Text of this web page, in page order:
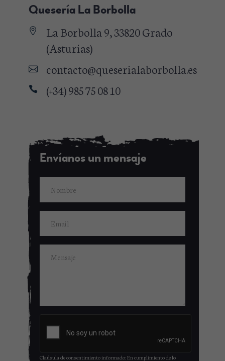
Quesería La Borbolla
La Borbolla 9, 33820 Grado
(Asturias)
contacto@queserialaborbolla.es
(+34) 985 75 08 10
Envíanos un mensaje
Claúsula de consentimiento informado: En cumplimiento de lo